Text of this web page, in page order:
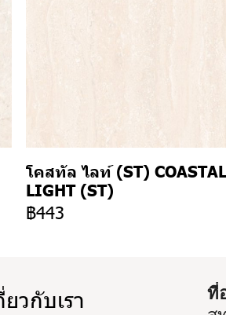
โคสทัล ไลท์ (ST) COASTAL
LIGHT (ST)
฿443
ยวกับเรา ที่